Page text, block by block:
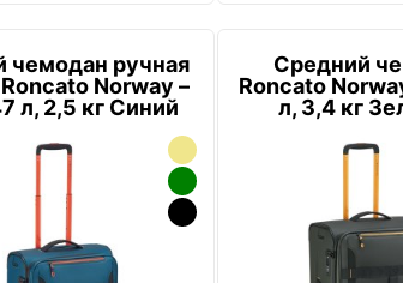
чемодан ручная
Norway –
л, 2,5 кг Синий
Средний
Roncato
л, 3,4 кг